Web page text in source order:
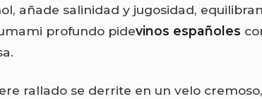
añade salinidad y jugosidad,
profundo pidevinos españoles
rallado se derrite en un velo cremoso,